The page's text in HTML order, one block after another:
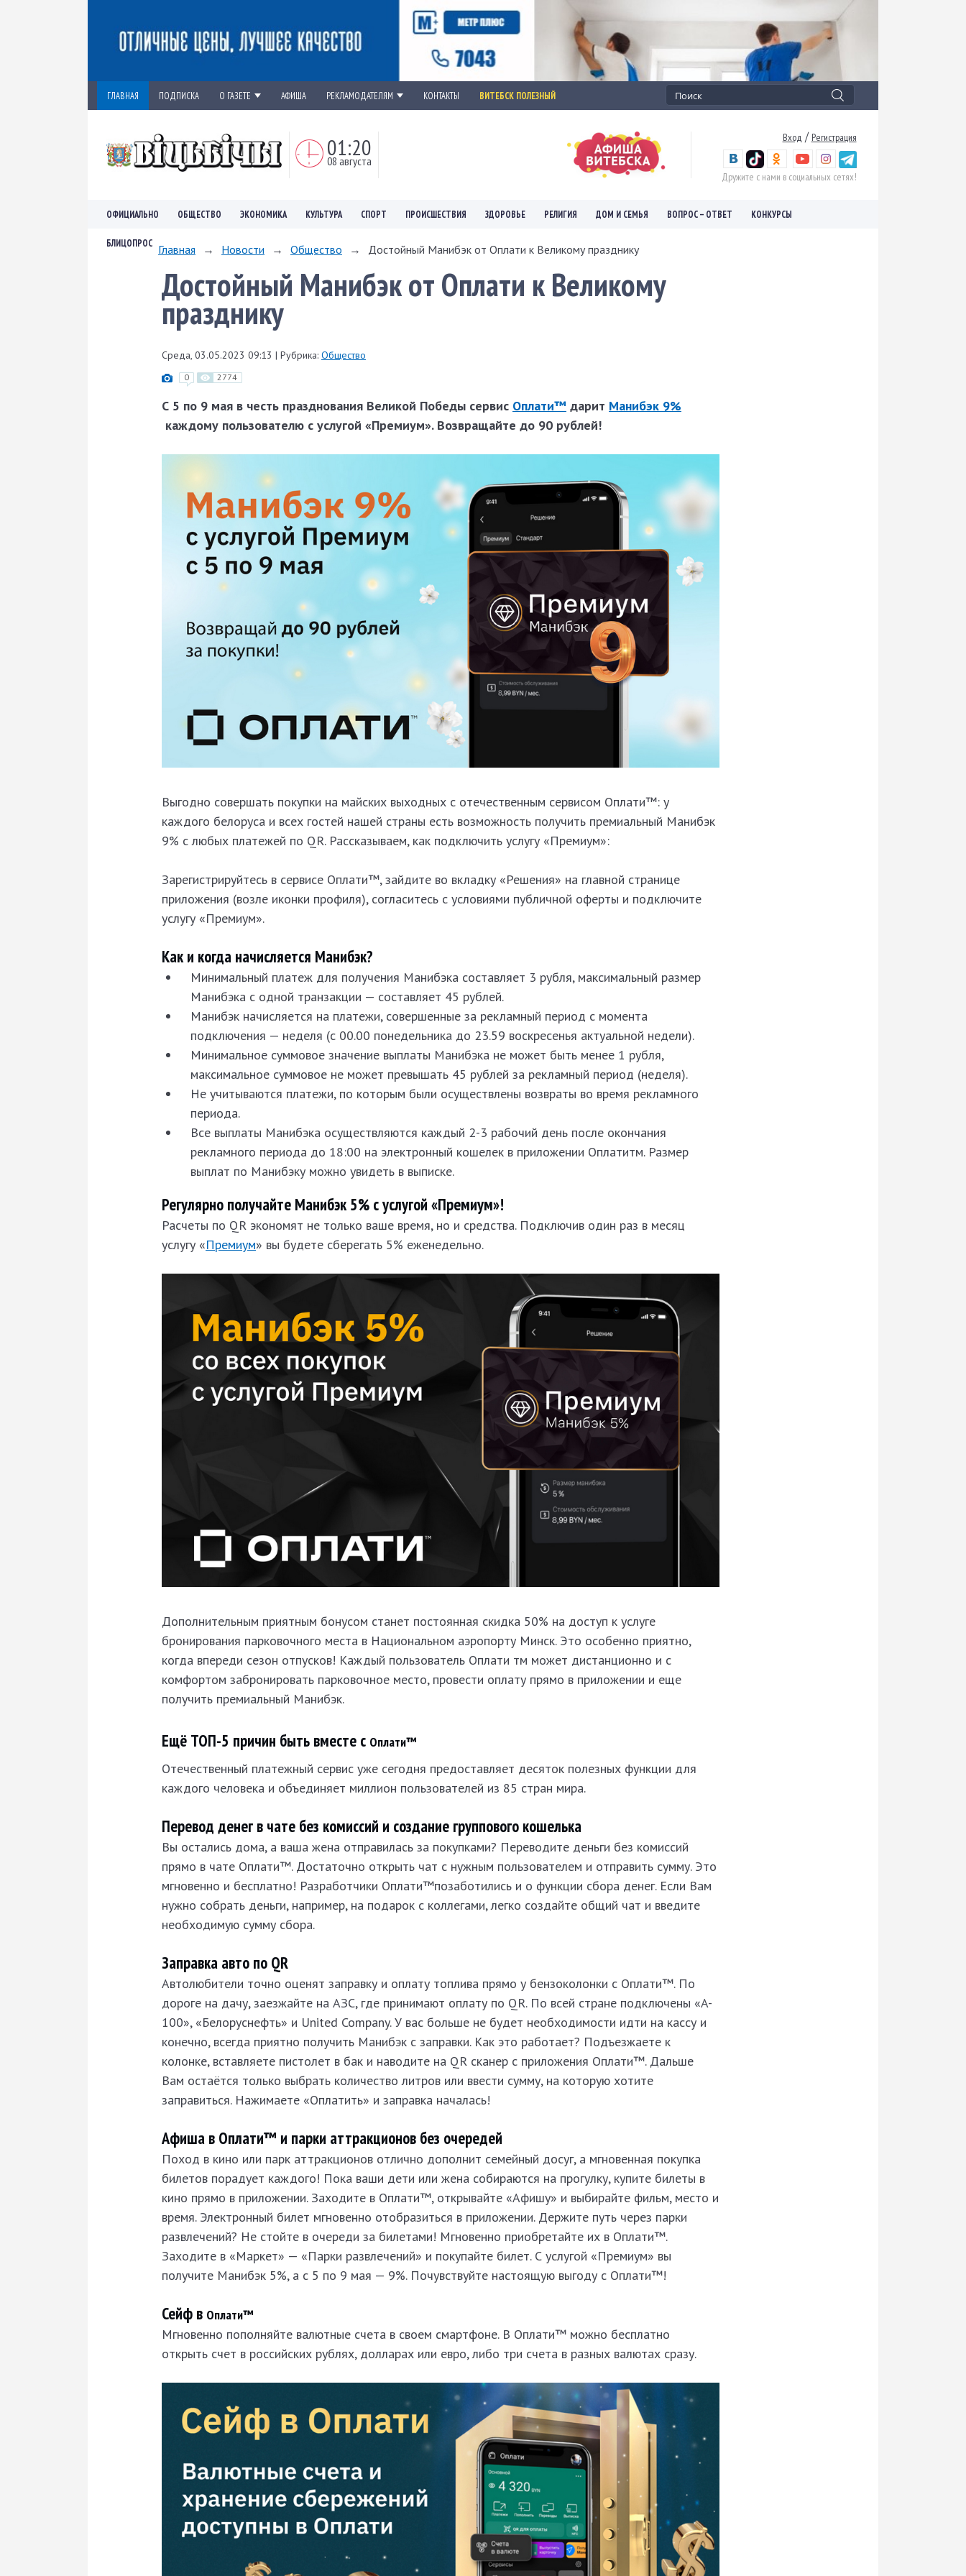
ГЛАВНАЯ ПОДПИСКА О ГАЗЕТЕ АФИША РЕКЛАМОДАТЕЛЯМ КОНТАКТЫ ВИТЕБСК ПОЛЕЗНЫЙ
01:20
08 августа
Вход / Регистрация
Дружите с нами в социальных сетях!
ОФИЦИАЛЬНО ОБЩЕСТВО ЭКОНОМИКА КУЛЬТУРА СПОРТ ПРОИСШЕСТВИЯ ЗДОРОВЬЕ РЕЛИГИЯ ДОМ И СЕМЬЯ ВОПРОС – ОТВЕТ КОНКУРСЫ
БЛИЦОПРОС Главная → Новости → Общество → Достойный Манибэк от Оплати к Великому празднику
Достойный Манибэк от Оплати к Великому
празднику
Среда, 03.05.2023 09:13 | Рубрика: Общество
0 2774
С 5 по 9 мая в честь празднования Великой Победы сервис Оплати™ дарит Манибэк 9%
каждому пользователю с услугой «Премиум». Возвращайте до 90 рублей!
Выгодно совершать покупки на майских выходных с отечественным сервисом Оплати™: у
каждого белоруса и всех гостей нашей страны есть возможность получить премиальный Манибэк
9% с любых платежей по QR. Рассказываем, как подключить услугу «Премиум»:
Зарегистрируйтесь в сервисе Оплати™, зайдите во вкладку «Решения» на главной странице
приложения (возле иконки профиля), согласитесь с условиями публичной оферты и подключите
услугу «Премиум».
Как и когда начисляется Манибэк?
Минимальный платеж для получения Манибэка составляет 3 рубля, максимальный размер
Манибэка с одной транзакции — составляет 45 рублей.
Манибэк начисляется на платежи, совершенные за рекламный период с момента
подключения — неделя (c 00.00 понедельника до 23.59 воскресенья актуальной недели).
Минимальное суммовое значение выплаты Манибэка не может быть менее 1 рубля,
максимальное суммовое не может превышать 45 рублей за рекламный период (неделя).
Не учитываются платежи, по которым были осуществлены возвраты во время рекламного
периода.
Все выплаты Манибэка осуществляются каждый 2-3 рабочий день после окончания
рекламного периода до 18:00 на электронный кошелек в приложении Оплатитм. Размер
выплат по Манибэку можно увидеть в выписке.
Регулярно получайте Манибэк 5% с услугой «Премиум»!
Расчеты по QR экономят не только ваше время, но и средства. Подключив один раз в месяц
услугу «Премиум» вы будете сберегать 5% еженедельно.
Дополнительным приятным бонусом станет постоянная скидка 50% на доступ к услуге
бронирования парковочного места в Национальном аэропорту Минск. Это особенно приятно,
когда впереди сезон отпусков! Каждый пользователь Оплати тм может дистанционно и с
комфортом забронировать парковочное место, провести оплату прямо в приложении и еще
получить премиальный Манибэк.
Ещё ТОП-5 причин быть вместе с Оплати™
Отечественный платежный сервис уже сегодня предоставляет десяток полезных функции для
каждого человека и объединяет миллион пользователей из 85 стран мира.
Перевод денег в чате без комиссий и создание группового кошелька
Вы остались дома, а ваша жена отправилась за покупками? Переводите деньги без комиссий
прямо в чате Оплати™. Достаточно открыть чат с нужным пользователем и отправить сумму. Это
мгновенно и бесплатно! Разработчики Оплати™позаботились и о функции сбора денег. Если Вам
нужно собрать деньги, например, на подарок с коллегами, легко создайте общий чат и введите
необходимую сумму сбора.
Заправка авто по QR
Автолюбители точно оценят заправку и оплату топлива прямо у бензоколонки с Оплати™. По
дороге на дачу, заезжайте на АЗС, где принимают оплату по QR. По всей стране подключены «A-
100», «Белоруснефть» и United Company. У вас больше не будет необходимости идти на кассу и
конечно, всегда приятно получить Манибэк с заправки. Как это работает? Подъезжаете к
колонке, вставляете пистолет в бак и наводите на QR сканер с приложения Оплати™. Дальше
Вам остаётся только выбрать количество литров или ввести сумму, на которую хотите
заправиться. Нажимаете «Оплатить» и заправка началась!
Афиша в Оплати™ и парки аттракционов без очередей
Поход в кино или парк аттракционов отлично дополнит семейный досуг, а мгновенная покупка
билетов порадует каждого! Пока ваши дети или жена собираются на прогулку, купите билеты в
кино прямо в приложении. Заходите в Оплати™, открывайте «Афишу» и выбирайте фильм, место и
время. Электронный билет мгновенно отобразиться в приложении. Держите путь через парки
развлечений? Не стойте в очереди за билетами! Мгновенно приобретайте их в Оплати™.
Заходите в «Маркет» — «Парки развлечений» и покупайте билет. С услугой «Премиум» вы
получите Манибэк 5%, а с 5 по 9 мая — 9%. Почувствуйте настоящую выгоду с Оплати™!
Сейф в Оплати™
Мгновенно пополняйте валютные счета в своем смартфоне. В Оплати™ можно бесплатно
открыть счет в российских рублях, долларах или евро, либо три счета в разных валютах сразу.